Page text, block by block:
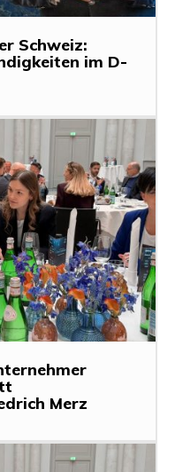
Schweiz:
im D-
Merz